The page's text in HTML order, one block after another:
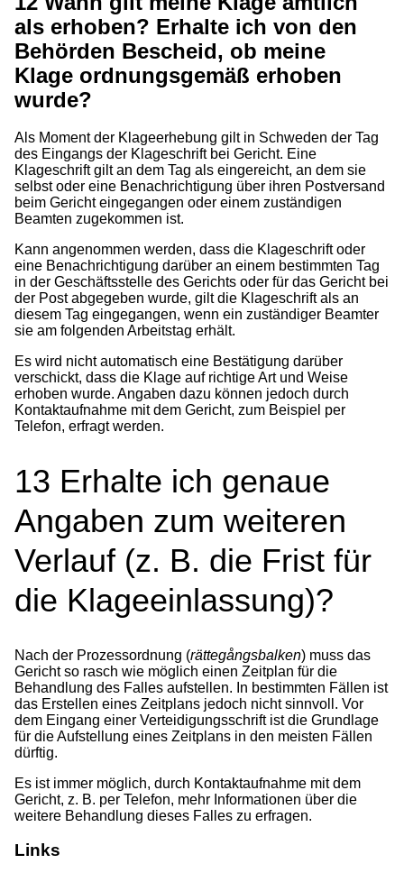
als erhoben? Erhalte ich von den
Behörden Bescheid, ob meine
Klage ordnungsgemäß erhoben
wurde?
Als Moment der Klageerhebung gilt in Schweden der Tag
des Eingangs der Klageschrift bei Gericht. Eine
Klageschrift gilt an dem Tag als eingereicht, an dem sie
selbst oder eine Benachrichtigung über ihren Postversand
beim Gericht eingegangen oder einem zuständigen
Beamten zugekommen ist.
Kann angenommen werden, dass die Klageschrift oder
eine Benachrichtigung darüber an einem bestimmten Tag
in der Geschäftsstelle des Gerichts oder für das Gericht bei
der Post abgegeben wurde, gilt die Klageschrift als an
diesem Tag eingegangen, wenn ein zuständiger Beamter
sie am folgenden Arbeitstag erhält.
Es wird nicht automatisch eine Bestätigung darüber
verschickt, dass die Klage auf richtige Art und Weise
erhoben wurde. Angaben dazu können jedoch durch
Kontaktaufnahme mit dem Gericht, zum Beispiel per
Telefon, erfragt werden.
13 Erhalte ich genaue
Angaben zum weiteren
Verlauf (z. B. die Frist für
die Klageeinlassung)?
Nach der Prozessordnung (rättegångsbalken) muss das
Gericht so rasch wie möglich einen Zeitplan für die
Behandlung des Falles aufstellen. In bestimmten Fällen ist
das Erstellen eines Zeitplans jedoch nicht sinnvoll. Vor
dem Eingang einer Verteidigungsschrift ist die Grundlage
für die Aufstellung eines Zeitplans in den meisten Fällen
dürftig.
Es ist immer möglich, durch Kontaktaufnahme mit dem
Gericht, z. B. per Telefon, mehr Informationen über die
weitere Behandlung dieses Falles zu erfragen.
Links